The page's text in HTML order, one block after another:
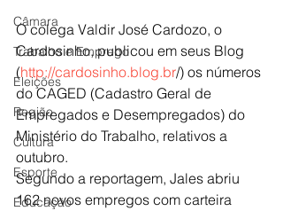
Câmara
Trabalho e Emprego
Eleições
Região
Cultura
Esporte
Educação
O colega Valdir José Cardozo, o
Cardosinho, publicou em seus Blog
(http://cardosinho.blog.br/) os números
do CAGED (Cadastro Geral de
Empregados e Desempregados) do
Ministério do Trabalho, relativos a
outubro.
Segundo a reportagem, Jales abriu
162 novos empregos com carteira